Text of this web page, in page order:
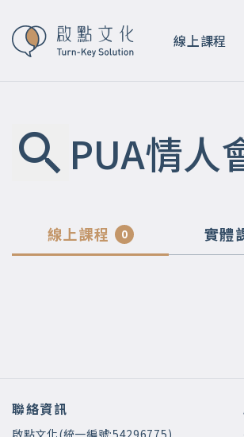
線上課程
PUA情人
線上課程 0 實體
聯絡資訊